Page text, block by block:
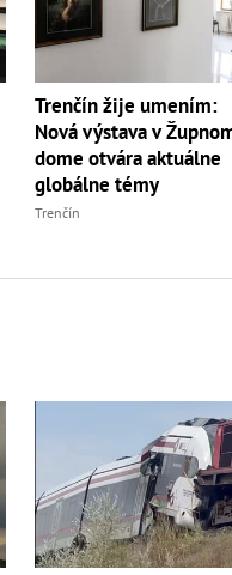
Trenčín žije umením:
Nová výstava v
dome otvára aktuálne
globálne témy
Trenčín